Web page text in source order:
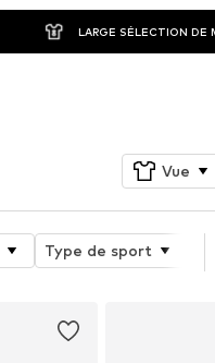
LARGE SÉLECTION DE
Vue
Type de sport